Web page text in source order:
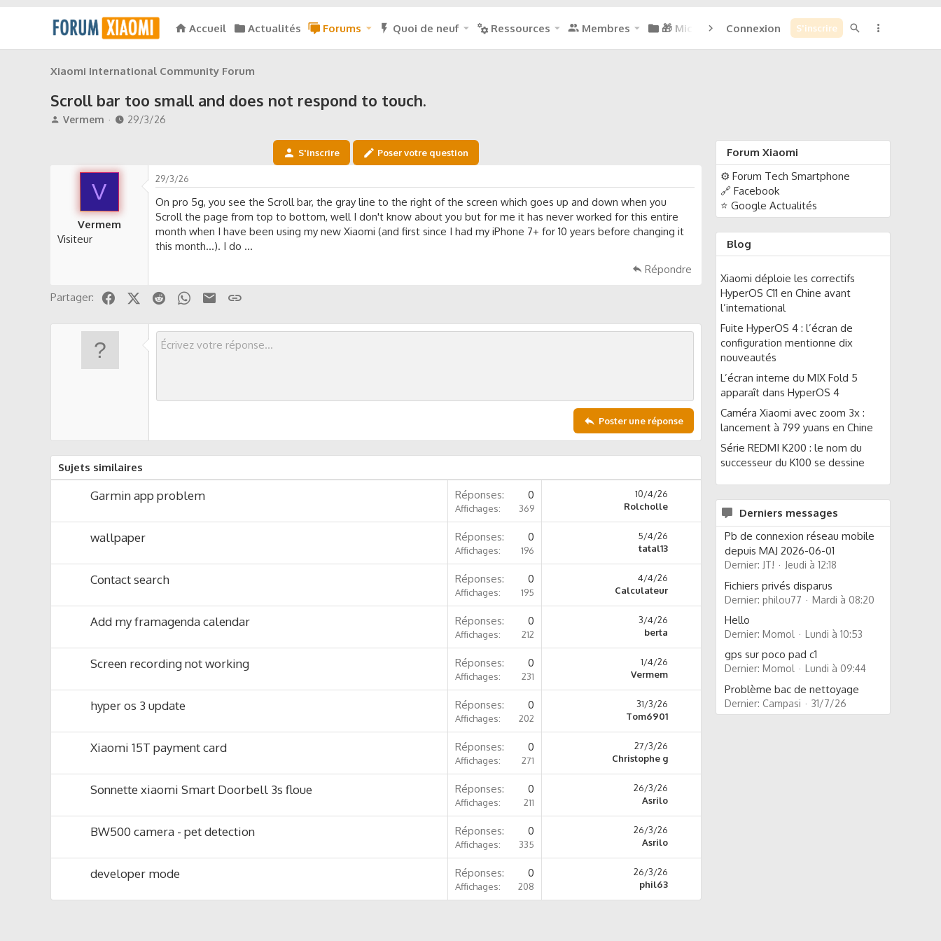
Accueil Actualités Forums Quoi de neuf Ressources Membres 🎁 Micoins : 0Connexion S'inscrire
Xiaomi International Community Forum
Scroll bar too small and does not respond to touch.
A
a
u
Vermem
D
29/3/26
S'inscrire Poser votre question
V
Vermem
Visiteur
29/3/26
On pro 5g, you see the Scroll bar, the gray line to the right of the screen which goes up and down when you
Scroll the page from top to bottom, well I don't know about you but for me it has never worked for this entire
month when I have been using my new Xiaomi (and first since I had my iPhone 7+ for 10 years before changing it
this month...). I do ...
Répondre
Partager: FacebookX (Twitter)
Reddit WhatsApp
Email
Poster une réponse
Sujets similaires
Garmin app problem Réponses 0
Affichages 369
10/4/26
Rolcholle
wallpaper Réponses 0
Affichages 196
5/4/26
tatal13
Contact search Réponses 0
Affichages 195
4/4/26
Calculateur
Add my framagenda calendar Réponses 0
Affichages 212
3/4/26
berta
Screen recording not working Réponses 0
Affichages 231
1/4/26
Vermem
hyper os 3 update Réponses 0
Affichages 202
31/3/26
Tom6901
Xiaomi 15T payment card Réponses 0
Affichages 271
27/3/26
Christophe g
Sonnette xiaomi Smart Doorbell 3s floue Réponses 0
Affichages 211
26/3/26
Asrilo
BW500 camera - pet detection Réponses 0
Affichages 335
26/3/26
Asrilo
developer mode Réponses 0
Affichages 208
26/3/26
phil63
Forum Xiaomi
⚙️ Forum Tech Smartphone
🔗 Facebook
⭐ Google Actualités
Blog
Xiaomi déploie les correctifs
HyperOS C11 en Chine avant
l’international
Fuite HyperOS 4 : l’écran de
configuration mentionne dix
nouveautés
L’écran interne du MIX Fold 5
apparaît dans HyperOS 4
Caméra Xiaomi avec zoom 3x :
lancement à 799 yuans en Chine
Série REDMI K200 : le nom du
successeur du K100 se dessine
Derniers messages
Pb de connexion réseau mobile
depuis MAJ 2026-06-01
Dernier: JT! Jeudi à 12:18
Fichiers privés disparus
Dernier: philou77 Mardi à 08:20
Hello
Dernier: Momol Lundi à 10:53
gps sur poco pad c1
Dernier: Momol Lundi à 09:44
Problème bac de nettoyage
Dernier: Campasi 31/7/26